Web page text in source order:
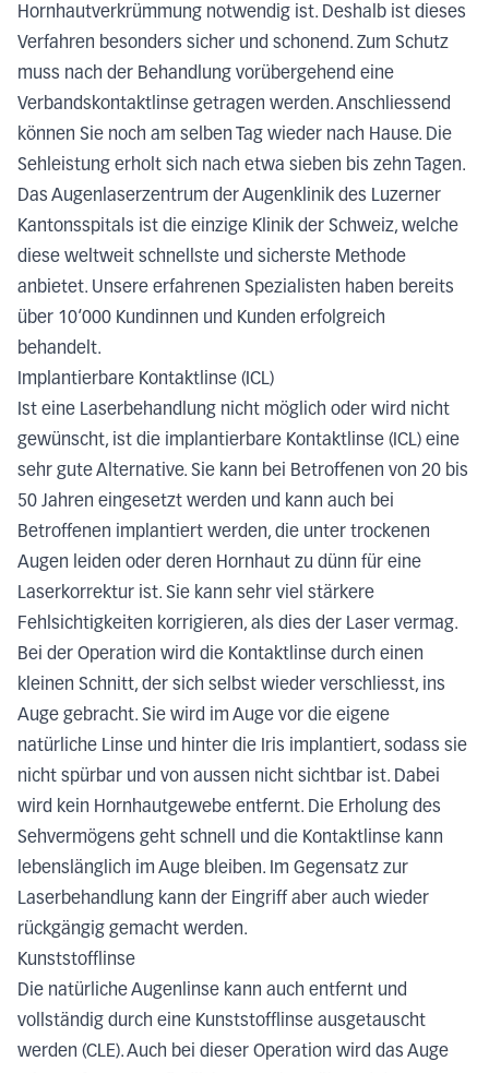
Hornhautverkrümmung notwendig ist. Deshalb ist dieses
Verfahren besonders sicher und schonend. Zum Schutz
muss nach der Behandlung vorübergehend eine
Verbandskontaktlinse getragen werden. Anschliessend
können Sie noch am selben Tag wieder nach Hause. Die
Sehleistung erholt sich nach etwa sieben bis zehn Tagen.
Das Augenlaserzentrum der Augenklinik des Luzerner
Kantonsspitals ist die einzige Klinik der Schweiz, welche
diese weltweit schnellste und sicherste Methode
anbietet. Unsere erfahrenen Spezialisten haben bereits
über 10‘000 Kundinnen und Kunden erfolgreich
behandelt.
Implantierbare Kontaktlinse (ICL)
Ist eine Laserbehandlung nicht möglich oder wird nicht
gewünscht, ist die implantierbare Kontaktlinse (ICL) eine
sehr gute Alternative. Sie kann bei Betroffenen von 20 bis
50 Jahren eingesetzt werden und kann auch bei
Betroffenen implantiert werden, die unter trockenen
Augen leiden oder deren Hornhaut zu dünn für eine
Laserkorrektur ist. Sie kann sehr viel stärkere
Fehlsichtigkeiten korrigieren, als dies der Laser vermag.
Bei der Operation wird die Kontaktlinse durch einen
kleinen Schnitt, der sich selbst wieder verschliesst, ins
Auge gebracht. Sie wird im Auge vor die eigene
natürliche Linse und hinter die Iris implantiert, sodass sie
nicht spürbar und von aussen nicht sichtbar ist. Dabei
wird kein Hornhautgewebe entfernt. Die Erholung des
Sehvermögens geht schnell und die Kontaktlinse kann
lebenslänglich im Auge bleiben. Im Gegensatz zur
Laserbehandlung kann der Eingriff aber auch wieder
rückgängig gemacht werden.
Kunststofflinse
Die natürliche Augenlinse kann auch entfernt und
vollständig durch eine Kunststofflinse ausgetauscht
werden (CLE). Auch bei dieser Operation wird das Auge